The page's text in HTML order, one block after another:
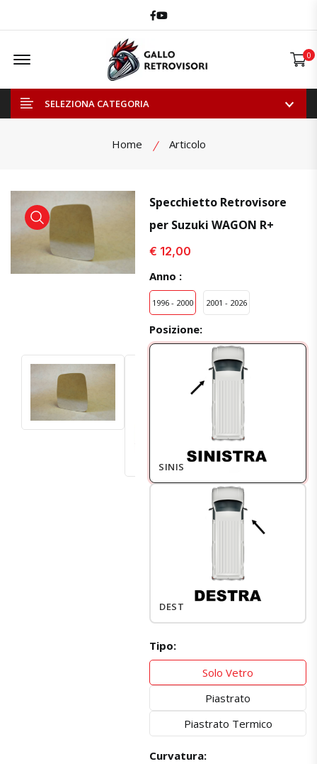
Facebook
Youtube
Offcanvas Menu Open 0
SELEZIONA CATEGORIA
Home Articolo
visualizza prodotto visualizza prodotto
Specchietto Retrovisore
per Suzuki WAGON R+
€ 12,00
Anno :
1996 - 2000 2001 - 2026
Posizione:
SINISTRO
DESTRO
Tipo:
Solo Vetro
Piastrato
Piastrato Termico
Curvatura: